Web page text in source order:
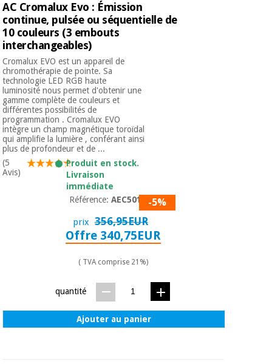
AC Cromalux Evo : Émission
continue, pulsée ou séquentielle de
10 couleurs (3 embouts
interchangeables)
Cromalux EVO est un appareil de
chromothérapie de pointe. Sa
technologie LED RGB haute
luminosité nous permet d'obtenir une
gamme complète de couleurs et
différentes possibilités de
programmation . Cromalux EVO
intègre un champ magnétique toroïdal
qui amplifie la lumière , conférant ainsi
plus de profondeur et de ...
(5
Avis)
Produit en stock.
Livraison
immédiate
Référence:AEC5010 -5%
prix 356,95EUR
Offre 340,75EUR
( TVA comprise 21%)
quantité
Ajouter au panier